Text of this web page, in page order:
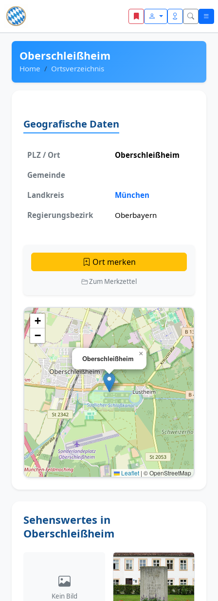
Zum Inhalt springen
Oberschleißheim
Home Ortsverzeichnis
Geografische Daten
PLZ / Ort Oberschleißheim
Gemeinde
Landkreis München
Regierungsbezirk Oberbayern
Ort merken
Zum Merkzettel
Oberschleißheim
×
+
−
Leaflet | © OpenStreetMap
Sehenswertes in
Oberschleißheim
Kein Bild